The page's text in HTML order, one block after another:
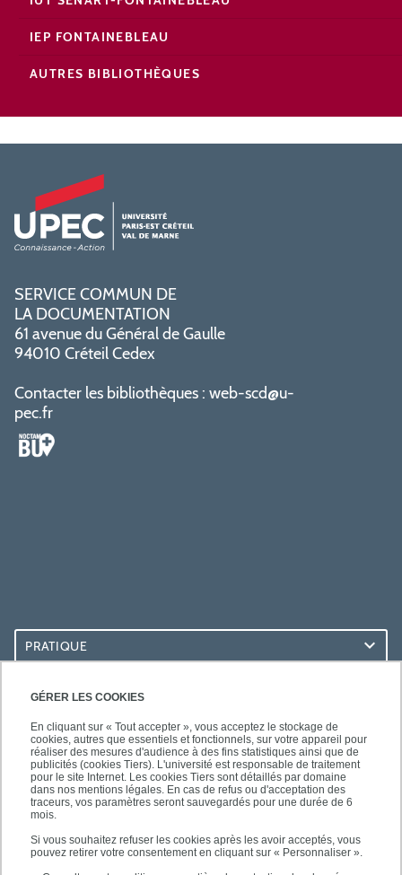
GÉRER LES COOKIES
En cliquant sur « Tout accepter », vous acceptez le stockage de
cookies, autres que essentiels et fonctionnels, sur votre appareil pour
réaliser des mesures d'audience à des fins statistiques ainsi que de
publicités (cookies Tiers). L'université est responsable de traitement
pour le site Internet. Les cookies Tiers sont détaillés par domaine
dans nos mentions légales. En cas de refus ou d'acceptation des
traceurs, vos paramètres seront sauvegardés pour une durée de 6
mois.
Si vous souhaitez refuser les cookies après les avoir acceptés, vous
pouvez retirer votre consentement en cliquant sur « Personnaliser ».
IEP FONTAINEBLEAU
AUTRES BIBLIOTHÈQUES
SERVICE COMMUN DE
LA DOCUMENTATION
61 avenue du Général de Gaulle
94010 Créteil Cedex
Contacter les bibliothèques : web-scd@u-
pec.fr
PRATIQUE
ACCÈS RAPIDES
LES BU SUR...